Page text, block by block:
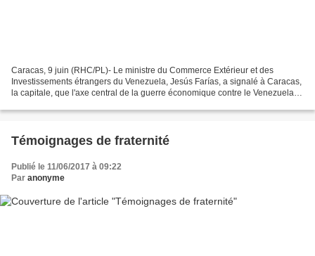
Caracas, 9 juin (RHC/PL)- Le ministre du Commerce Extérieur et des
Investissements étrangers du Venezuela, Jesús Farías, a signalé à Caracas,
la capitale, que l'axe central de la guerre économique contre le Venezuela
Témoignages de fraternité
Publié le 11/06/2017 à 09:22
Par anonyme